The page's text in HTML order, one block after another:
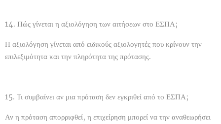
14. Πώς γίνεται η αξιολόγηση των αιτήσεων στο ΕΣΠΑ;
Η αξιολόγηση γίνεται από ειδικούς αξιολογητές που κρίνουν την
επιλεξιμότητα και την πληρότητα της πρότασης.
15. Τι συμβαίνει αν μια πρόταση δεν εγκριθεί από το ΕΣΠΑ;
Αν η πρόταση απορριφθεί, η επιχείρηση μπορεί να την αναθεωρήσει